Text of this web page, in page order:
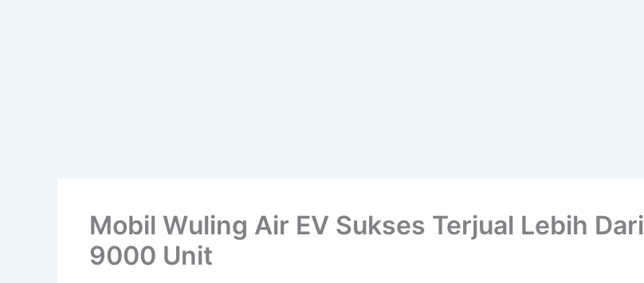
Mobil Wuling Air EV Sukses Terjual Lebih Dari
9000 Unit